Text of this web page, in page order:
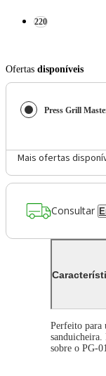
220
Ofertas disponíveis
Mais ofertas
Consultar
Perfeito para
sanduicheira.
sobre o PG-